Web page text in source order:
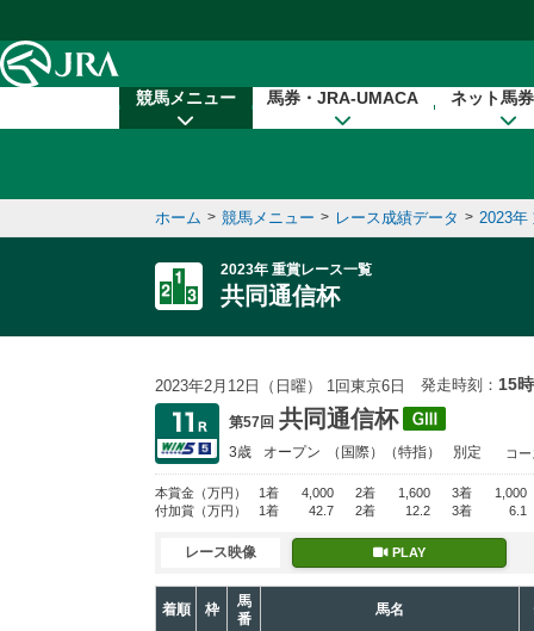
競馬メニュー 馬券・JRA-UMACA ネット馬
ホーム > 競馬メニュー > レース成績データ > 2023年
2023年 重賞レース一覧
共同通信杯
2023年2月12日（日曜） 1回東京6日 発走時刻： 15
第57回 共同通信杯
3歳 オープン （国際）（特指） 別定 コ
本賞金 （万円） 1着 4,000 2着 1,600 3着
1,000
付加賞 （万円） 1着 42.7 2着 12.2 3着 6.1
レース映像 PLAY
着順 枠
馬
番
馬名